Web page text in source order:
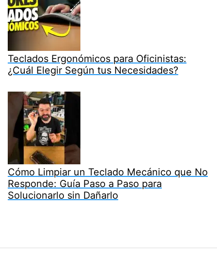
Teclados Ergonómicos para Oficinistas:
¿Cuál Elegir Según tus Necesidades?
Cómo Limpiar un Teclado Mecánico que No
Responde: Guía Paso a Paso para
Solucionarlo sin Dañarlo